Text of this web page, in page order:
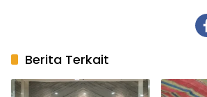
Berita Terkait